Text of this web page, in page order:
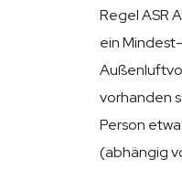
Regel ASR
ein Mindest-
vorhanden
Person
(abhängig